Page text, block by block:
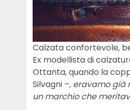
Calzata confortevole,
Ex modellista di
Ottanta, quando la
Silvagni –, eravamo già
un marchio che